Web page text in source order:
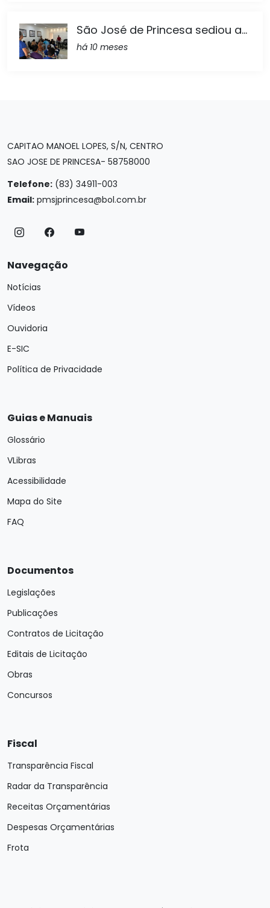
São José de Princesa sediou a...
há 10 meses
CAPITAO MANOEL LOPES, S/N, CENTRO
SAO JOSE DE PRINCESA- 58758000
Telefone: (83) 34911-003
Email: pmsjprincesa@bol.com.br
Navegação
Notícias
Vídeos
Ouvidoria
E-SIC
Política de Privacidade
Guias e Manuais
Glossário
VLibras
Acessibilidade
Mapa do Site
FAQ
Documentos
Legislações
Publicações
Contratos de Licitação
Editais de Licitação
Obras
Concursos
Fiscal
Transparência Fiscal
Radar da Transparência
Receitas Orçamentárias
Despesas Orçamentárias
Frota